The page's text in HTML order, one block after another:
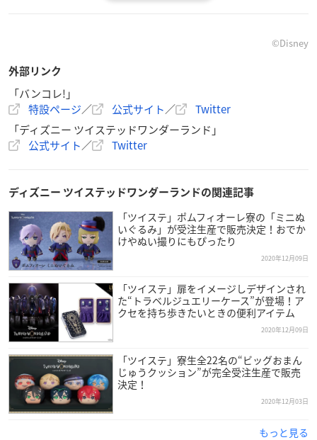
※当日の購入制限等については
ます。
※事前抽選受付については、特設ページ経由で申し込みいただ
けます。
※入場時のルールなど、詳細はバンコレ!内特設ページをご参
【通常予約について】
取扱商品は一部を除きバンダイのキャラクターファッションサ
イト「バンコレ!」と西武・そごうの公式ショッピングサイト
「e.デパート」にて通常予約を実施します。
もし、先行販売に落選してもこちらよりご注文いただけます。
【販路】
バンダイキャラクターファッションサイト「バンコレ!」
「西武・そごうの公式ショッピングサイト「
e.デパート」
通常予約受付：2020年12月17日(木)10時〜
お届け月：2021年3月以降
※準備数に達した場合、販売を終了させていただくことがあり
ます。
※発送月を変えて、追加受注を実施する場合がございます。
©︎Disney
外部リンク
「バンコレ!」
特設ページ／ 公式サイト／
Twitter
「ディズニー ツイステッドワンダーランド」
公式サイト／ Twitter
ディズニー ツイステッドワンダーランドの関連記事
「ツイステ」ポムフィオーレ寮の「ミニぬ
いぐるみ」が受注生産で販売決定！おでか
けやぬい撮りにもぴったり
2020年12月09日
「ツイステ」扉をイメージしデザインされ
た“トラベルジュエリーケース”が登場！ア
クセを持ち歩きたいときの便利アイテム
2020年12月09日
「ツイステ」寮生全22名の“ビッグおまん
じゅうクッション”が完全受注生産で販売
決定！
2020年12月03日
もっと見る